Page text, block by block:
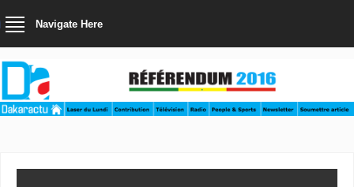
Navigate Here